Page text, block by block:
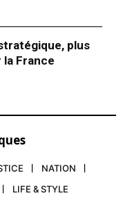
plus
France
NATION
LIFE & STYLE